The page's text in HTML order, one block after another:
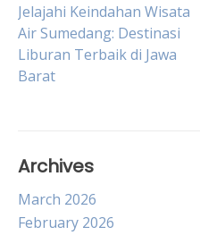
Post
navigation
Jelajahi Keindahan Wisata
Air Sumedang: Destinasi
Liburan Terbaik di Jawa
Barat
Archives
March 2026
February 2026